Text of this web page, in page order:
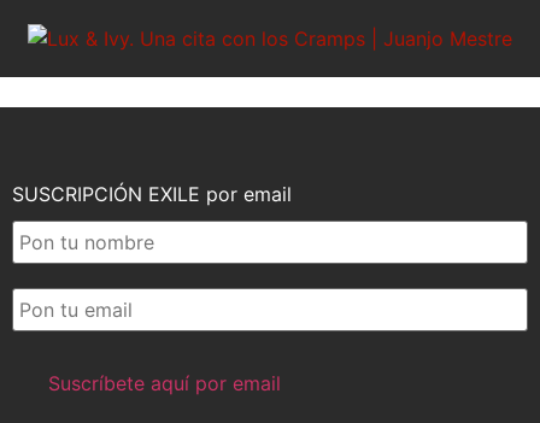
SUSCRIPCIÓN EXILE por email